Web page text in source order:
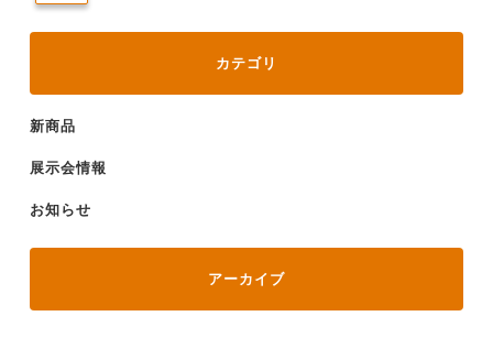
カテゴリ
新商品
展示会情報
お知らせ
アーカイブ